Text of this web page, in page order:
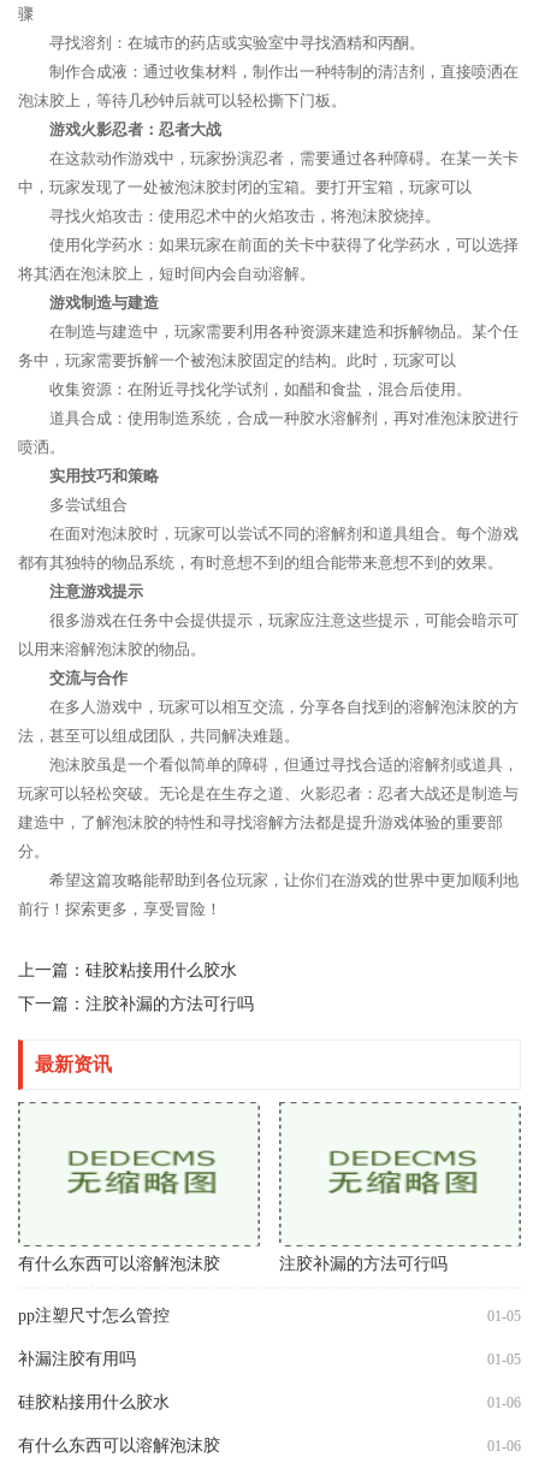
骤
寻找溶剂：在城市的药店或实验室中寻找酒精和丙酮。
制作合成液：通过收集材料，制作出一种特制的清洁剂，直接喷洒在
泡沫胶上，等待几秒钟后就可以轻松撕下门板。
游戏火影忍者：忍者大战
在这款动作游戏中，玩家扮演忍者，需要通过各种障碍。在某一关卡
中，玩家发现了一处被泡沫胶封闭的宝箱。要打开宝箱，玩家可以
寻找火焰攻击：使用忍术中的火焰攻击，将泡沫胶烧掉。
使用化学药水：如果玩家在前面的关卡中获得了化学药水，可以选择
将其洒在泡沫胶上，短时间内会自动溶解。
游戏制造与建造
在制造与建造中，玩家需要利用各种资源来建造和拆解物品。某个任
务中，玩家需要拆解一个被泡沫胶固定的结构。此时，玩家可以
收集资源：在附近寻找化学试剂，如醋和食盐，混合后使用。
道具合成：使用制造系统，合成一种胶水溶解剂，再对准泡沫胶进行
喷洒。
实用技巧和策略
多尝试组合
在面对泡沫胶时，玩家可以尝试不同的溶解剂和道具组合。每个游戏
都有其独特的物品系统，有时意想不到的组合能带来意想不到的效果。
注意游戏提示
很多游戏在任务中会提供提示，玩家应注意这些提示，可能会暗示可
以用来溶解泡沫胶的物品。
交流与合作
在多人游戏中，玩家可以相互交流，分享各自找到的溶解泡沫胶的方
法，甚至可以组成团队，共同解决难题。
泡沫胶虽是一个看似简单的障碍，但通过寻找合适的溶解剂或道具，
玩家可以轻松突破。无论是在生存之道、火影忍者：忍者大战还是制造与
建造中，了解泡沫胶的特性和寻找溶解方法都是提升游戏体验的重要部
分。
希望这篇攻略能帮助到各位玩家，让你们在游戏的世界中更加顺利地
前行！探索更多，享受冒险！
上一篇： 硅胶粘接用什么胶水
下一篇： 注胶补漏的方法可行吗
最新资讯
有什么东西可以溶解泡沫胶 注胶补漏的方法可行吗
pp注塑尺寸怎么管控 01-05
补漏注胶有用吗 01-05
硅胶粘接用什么胶水 01-06
有什么东西可以溶解泡沫胶 01-06